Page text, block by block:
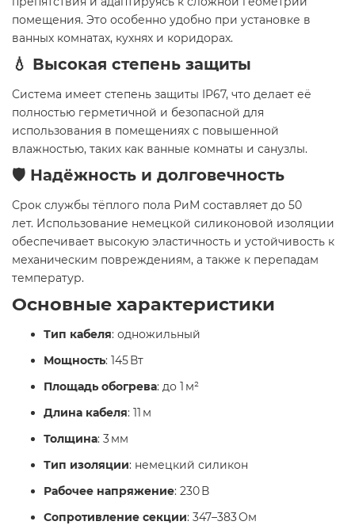
помещения. Это особенно удобно при установке в
ванных комнатах, кухнях и коридорах.
💧 Высокая степень защиты
Система имеет степень защиты IP67, что делает её
полностью герметичной и безопасной для
использования в помещениях с повышенной
влажностью, таких как ванные комнаты и санузлы.
🛡️ Надёжность и долговечность
Срок службы тёплого пола РиМ составляет до 50
лет. Использование немецкой силиконовой изоляции
обеспечивает высокую эластичность и устойчивость к
механическим повреждениям, а также к перепадам
температур.
Основные характеристики
Тип кабеля: одножильный
Мощность: 145 Вт
Площадь обогрева: до 1 м²
Длина кабеля: 11 м
Толщина: 3 мм
Тип изоляции: немецкий силикон
Рабочее напряжение: 230 В
Сопротивление секции: 347–383 Ом